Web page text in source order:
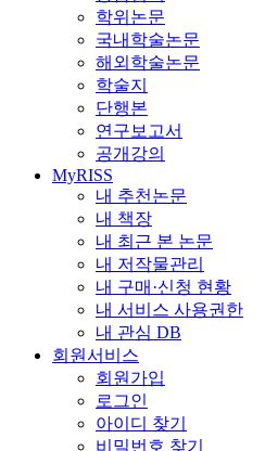
학위논문
국내학술논문
해외학술논문
학술지
단행본
연구보고서
공개강의
MyRISS
내 추천논문
내 책장
내 최근 본 논문
내 저작물관리
내 구매·신청 현황
내 서비스 사용권한
내 관심 DB
회원서비스
회원가입
로그인
아이디 찾기
비밀번호 찾기